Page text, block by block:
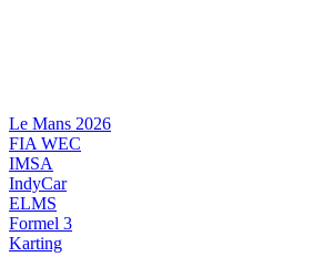
Le Mans 2026
FIA WEC
IMSA
IndyCar
ELMS
Formel 3
Karting